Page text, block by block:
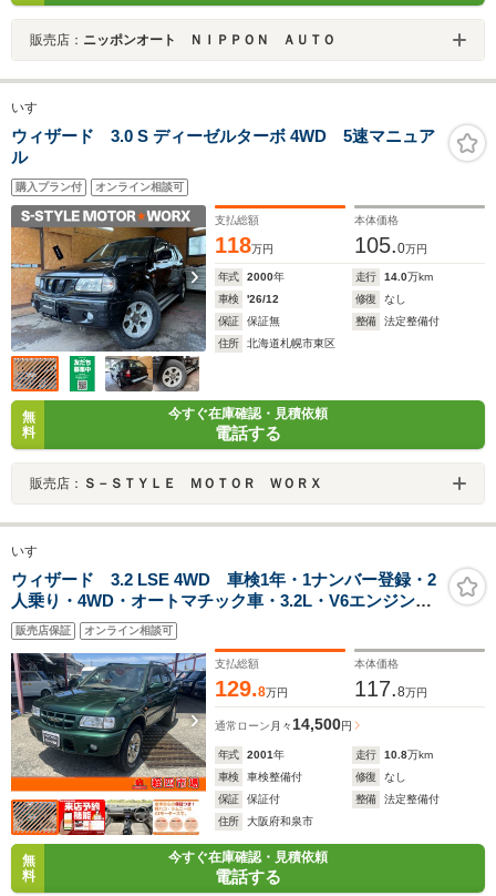
販売店： ニッポンオート ＮＩＰＰＯＮ ＡＵＴＯ
いすゞ
ウィザード 3.0 S ディーゼルターボ 4WD 5速マニュア
ル
購入プラン付 オンライン相談可
支払総額
118万円
本体価格
105.0万円
年式 2000年 走行 14.0万km
車検
'26/12 修復
なし
保証
保証無 整備
法定整備付
住所
北海道札幌市東区
無
料
今すぐ在庫確認・見積依頼
電話する
販売店： Ｓ－ＳＴＹＬＥ ＭＯＴＯＲ ＷＯＲＸ
いすゞ
ウィザード 3.2 LSE 4WD 車検1年・1ナンバー登録・2
人乗り・4WD・オートマチック車・3.2L・V6エンジン・
サンルーフ・本革シート・社外ナビ・バックカメラ・純
正16インチアルミホイール
販売店保証 オンライン相談可
支払総額
129.8万円
本体価格
117.8万円
通常ローン 月々 14,500円
年式 2001年 走行 10.8万km
車検
車検整備付 修復
なし
保証
保証付 整備
法定整備付
住所
大阪府和泉市
無
料
今すぐ在庫確認・見積依頼
電話する